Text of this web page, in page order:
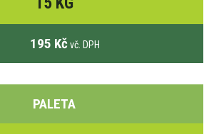
195 Kč vč. DPH
PALETA